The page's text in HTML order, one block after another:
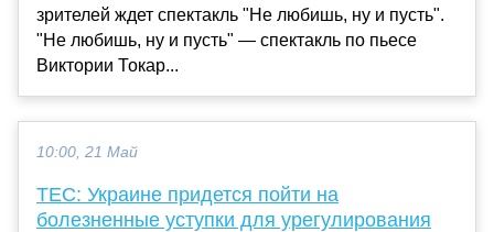
зрителей ждет спектакль "Не любишь, ну и пусть".
"Не любишь, ну и пусть" — спектакль по пьесе
Виктории Токар...
10:00, 21 Май
TEC: Украине придется пойти на
болезненные уступки для урегулирования